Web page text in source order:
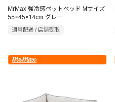
MrMax 強冷感ペットベッド Mサイズ
55×45×14cm グレー
通常配送 / 店舗受取